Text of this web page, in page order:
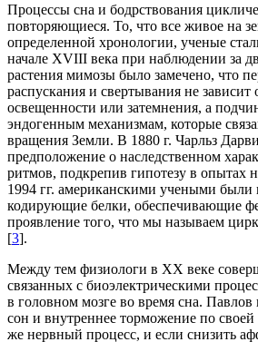
Процессы сна и бодрствования
повторяющиеся. То, что все живое на
определенной хронологии, ученые
начале XVIII века при наблюдении за
растения мимозы было замечено, что
распускания и свертывания не зависит
освещенности или затемнения, а
эндогенным механизмам, которые
вращения Земли. В 1880 г. Чарльз
предположение о наследственном
ритмов, подкрепив гипотезу в опытах
1994 гг. американскими учеными
кодирующие белки, обеспечивающие
проявление того, что мы называем
[3].
Между тем физиологи в XX веке
связанных с биоэлектрическими
в головном мозге во время сна.
сон и внутреннее торможение по
же нервный процесс, и если снизить